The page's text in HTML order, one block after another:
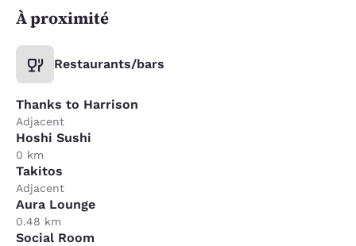
À proximité
Restaurants/bars
Thanks to Harrison
Adjacent
Hoshi Sushi
0 km
Takitos
Adjacent
Aura Lounge
0.48 km
Social Room